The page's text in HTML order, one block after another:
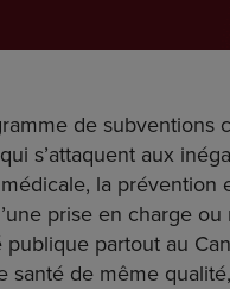
de subventions
s’attaquent aux
la prévention
prise en charge
publique partout au
santé de même